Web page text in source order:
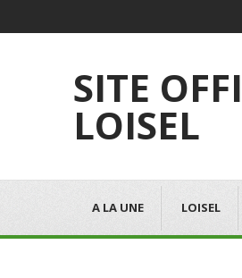
SITE
LOISEL
A LA UNE LOISEL